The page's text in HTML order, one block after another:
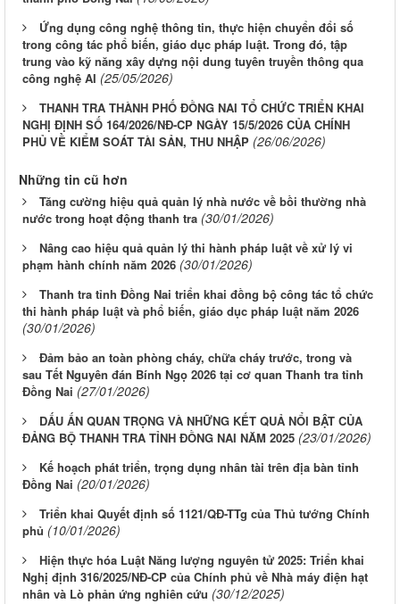
Ứng dụng công nghệ thông tin, thực hiện chuyển đổi số
trong công tác phổ biến, giáo dục pháp luật. Trong đó, tập
trung vào kỹ năng xây dựng nội dung tuyên truyền thông qua
công nghệ AI (25/05/2026)
THANH TRA THÀNH PHỐ ĐỒNG NAI TỔ CHỨC TRIỂN KHAI
NGHỊ ĐỊNH SỐ 164/2026/NĐ-CP NGÀY 15/5/2026 CỦA CHÍNH
PHỦ VỀ KIỂM SOÁT TÀI SẢN, THU NHẬP (26/06/2026)
Những tin cũ hơn
Tăng cường hiệu quả quản lý nhà nước về bồi thường nhà
nước trong hoạt động thanh tra (30/01/2026)
Nâng cao hiệu quả quản lý thi hành pháp luật về xử lý vi
phạm hành chính năm 2026 (30/01/2026)
Thanh tra tỉnh Đồng Nai triển khai đồng bộ công tác tổ chức
thi hành pháp luật và phổ biến, giáo dục pháp luật năm 2026
(30/01/2026)
Đảm bảo an toàn phòng cháy, chữa cháy trước, trong và
sau Tết Nguyên đán Bính Ngọ 2026 tại cơ quan Thanh tra tỉnh
Đồng Nai (27/01/2026)
DẤU ẤN QUAN TRỌNG VÀ NHỮNG KẾT QUẢ NỔI BẬT CỦA
ĐẢNG BỘ THANH TRA TỈNH ĐỒNG NAI NĂM 2025 (23/01/2026)
Kế hoạch phát triển, trọng dụng nhân tài trên địa bàn tỉnh
Đồng Nai (20/01/2026)
Triển khai Quyết định số 1121/QĐ-TTg của Thủ tướng Chính
phủ (10/01/2026)
Hiện thực hóa Luật Năng lượng nguyên tử 2025: Triển khai
Nghị định 316/2025/NĐ-CP của Chính phủ về Nhà máy điện hạt
nhân và Lò phản ứng nghiên cứu (30/12/2025)